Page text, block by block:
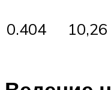
0.404 10,26